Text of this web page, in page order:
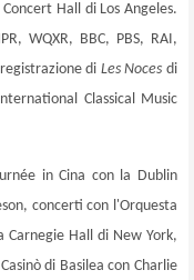
Hall di Los Angeles.
WQXR, BBC, PBS, RAI,
di Les Noces di
Classical Music
in Cina con la Dublin
concerti con l'Orquesta
Carnegie Hall di New York,
di Basilea con Charlie